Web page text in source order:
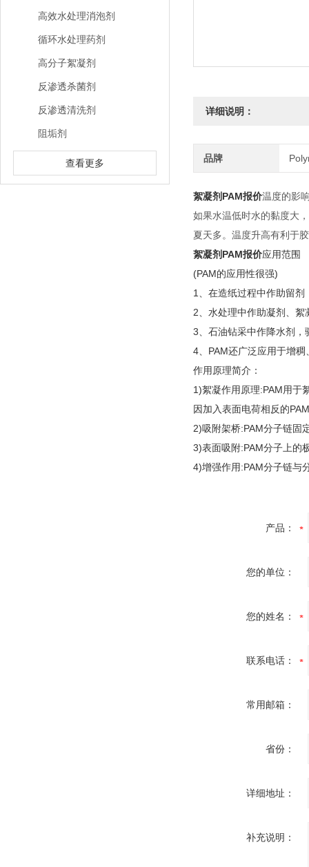
高效水处理消泡剂
循环水处理药剂
高分子絮凝剂
反渗透杀菌剂
反渗透清洗剂
阻垢剂
查看更多
详细说明：
品牌
絮凝剂PAM报价温度的影
如果水温低时水的黏度大
夏天多。温度升高有利于
絮凝剂PAM报价应用范围
(PAM的应用性很强)
1、在造纸过程中作助留剂
2、水处理中作助凝剂、絮
3、石油钻采中作降水剂，
4、PAM还广泛应用于增
作用原理简介：
1)絮凝作用原理:PAM用于
因加入表面电荷相反的
2)吸附架桥:PAM分子链固
3)表面吸附:PAM分子上的
4)增强作用:PAM分子链与
产品：
您的单位：
您的姓名：
联系电话：
常用邮箱：
省份：
详细地址：
补充说明：